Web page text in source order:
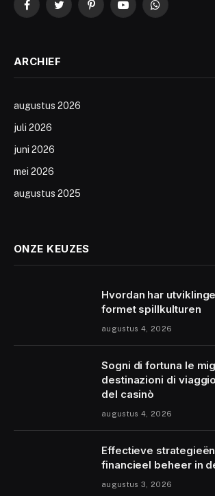
FacebookTwitterPinterestYouTubeWhatsApp
ARCHIEF
augustus 2026
juli 2026
juni 2026
mei 2026
augustus 2025
ONZE KEUZES
Hvordan har
formet spillkulturen
augustus 4, 2026
Sogni di fortuna le
destinazioni di
del casinò
augustus 4, 2026
Effectieve
financieel beheer in
augustus 3, 2026